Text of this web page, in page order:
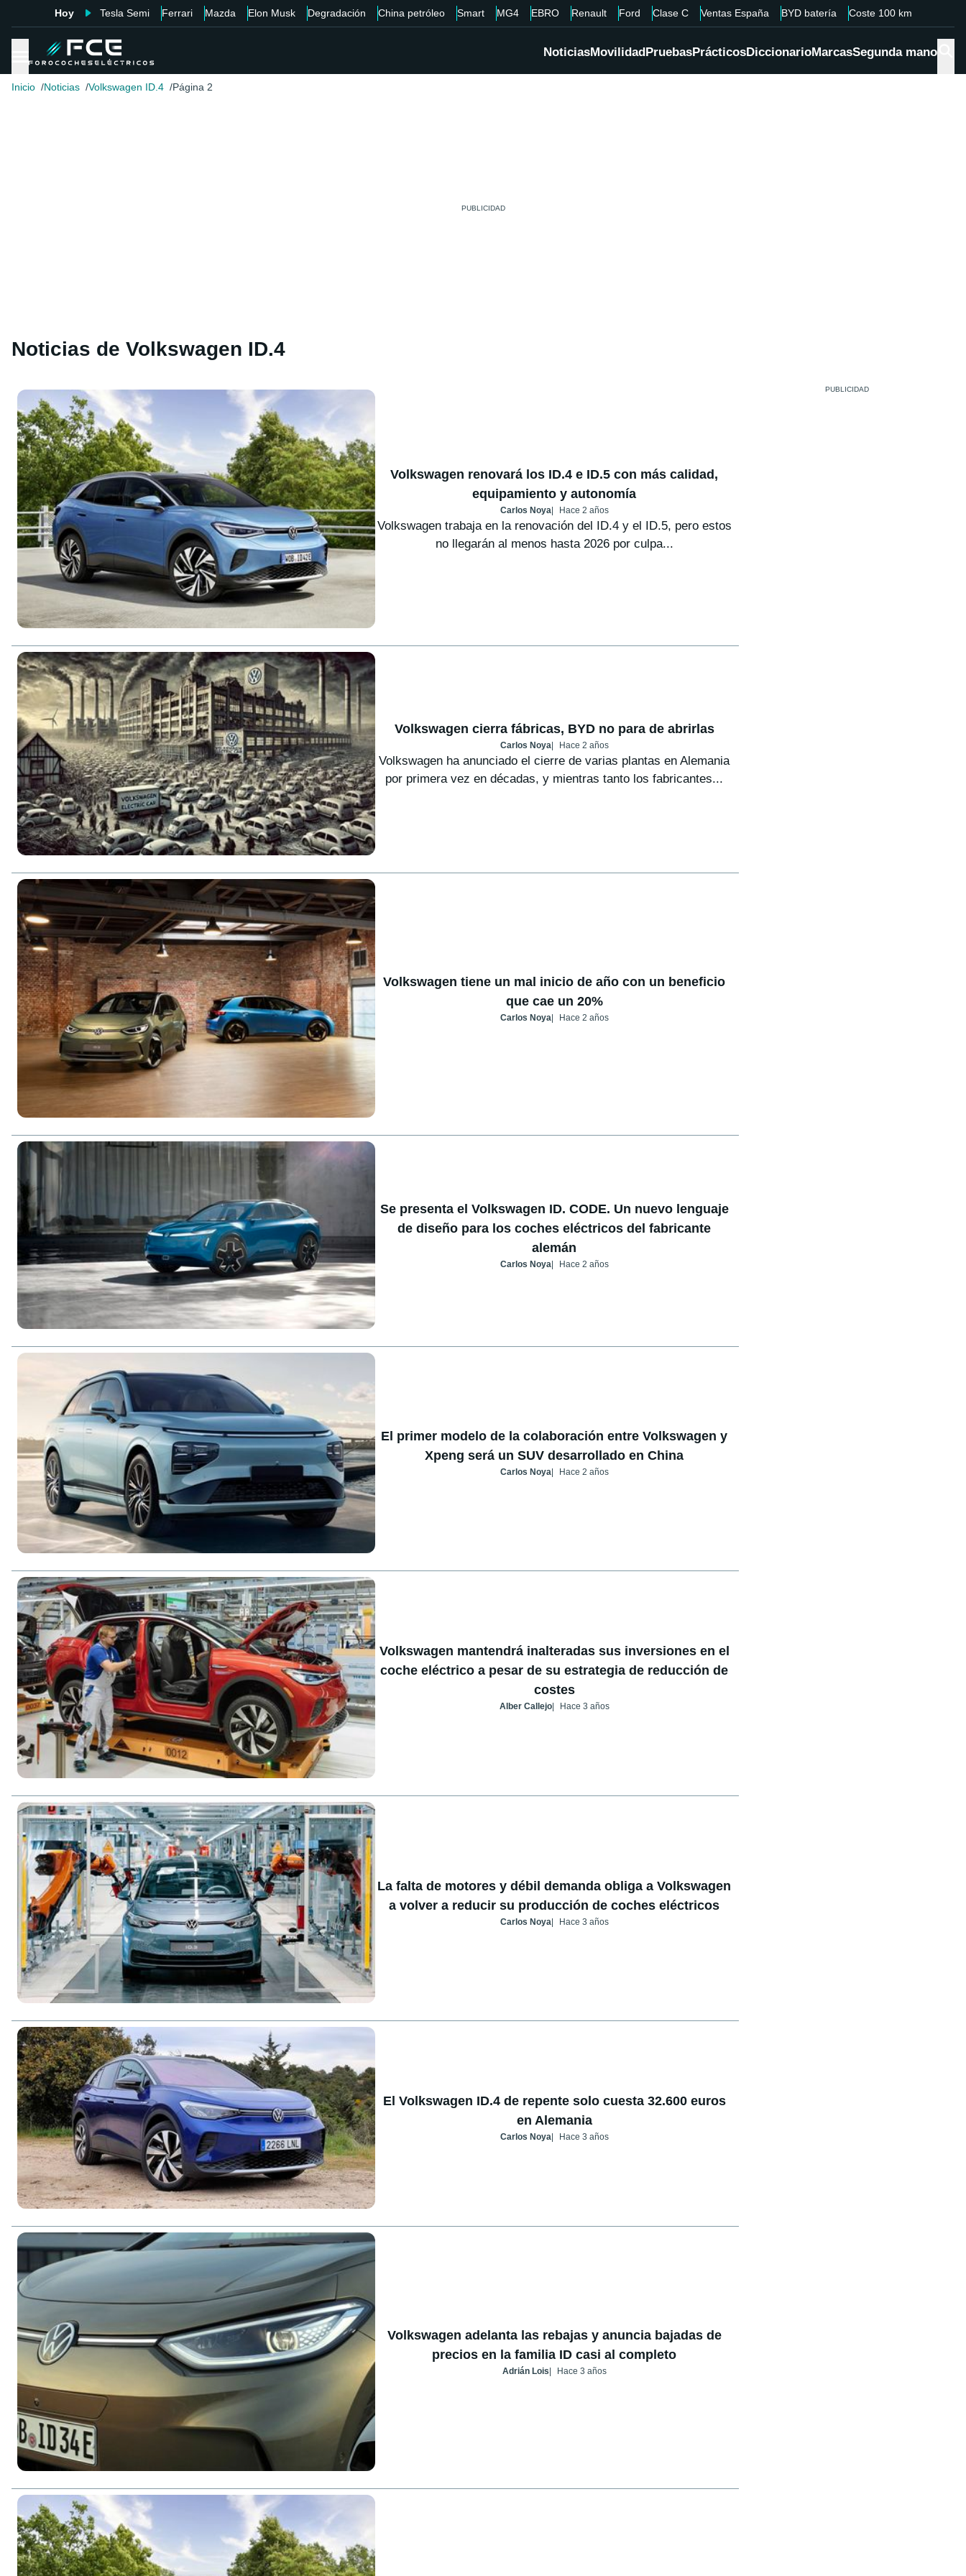
Hoy Tesla Semi Ferrari Mazda Elon Musk Degradación China petróleo Smart MG4 EBRO Renault Ford Clase C Ventas España BYD batería Coste 100 km
NoticiasMovilidadPruebasPrácticosDiccionarioMarcasSegunda mano
Inicio Noticias Volkswagen ID.4 Página 2
Noticias de Volkswagen ID.4
Volkswagen renovará los ID.4 e ID.5 con más calidad,
equipamiento y autonomía
Carlos Noya Hace 2 años
Volkswagen trabaja en la renovación del ID.4 y el ID.5, pero estos
no llegarán al menos hasta 2026 por culpa...
Volkswagen cierra fábricas, BYD no para de abrirlas
Carlos Noya Hace 2 años
Volkswagen ha anunciado el cierre de varias plantas en Alemania
por primera vez en décadas, y mientras tanto los fabricantes...
Volkswagen tiene un mal inicio de año con un beneficio
que cae un 20%
Carlos Noya Hace 2 años
Se presenta el Volkswagen ID. CODE. Un nuevo lenguaje
de diseño para los coches eléctricos del fabricante
alemán
Carlos Noya Hace 2 años
El primer modelo de la colaboración entre Volkswagen y
Xpeng será un SUV desarrollado en China
Carlos Noya Hace 2 años
Volkswagen mantendrá inalteradas sus inversiones en el
coche eléctrico a pesar de su estrategia de reducción de
costes
Alber Callejo Hace 3 años
La falta de motores y débil demanda obliga a Volkswagen
a volver a reducir su producción de coches eléctricos
Carlos Noya Hace 3 años
El Volkswagen ID.4 de repente solo cuesta 32.600 euros
en Alemania
Carlos Noya Hace 3 años
Volkswagen adelanta las rebajas y anuncia bajadas de
precios en la familia ID casi al completo
Adrián Lois Hace 3 años